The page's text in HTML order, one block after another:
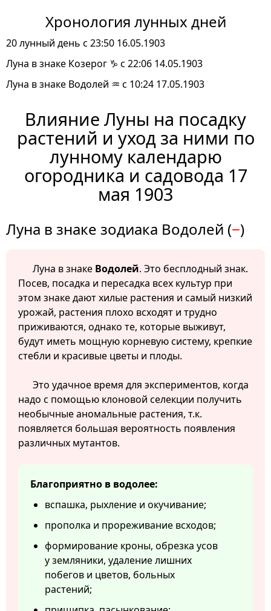
Хронология лунных дней
20 лунный день с 23:50 16.05.1903
Луна в знаке Козерог ♑ с 22:06 14.05.1903
Луна в знаке Водолей ♒ с 10:24 17.05.1903
Влияние Луны на посадку
растений и уход за ними по
лунному календарю
огородника и садовода 17
мая 1903
Луна в знаке зодиака Водолей (−)
Луна в знаке Водолей. Это бесплодный знак.
Посев, посадка и пересадка всех культур при
этом знаке дают хилые растения и самый низкий
урожай, растения плохо всходят и трудно
приживаются, однако те, которые выживут,
будут иметь мощную корневую систему, крепкие
стебли и красивые цветы и плоды.
Это удачное время для экспериментов, когда
надо с помощью клоновой селекции получить
необычные аномальные растения, т.к.
появляется большая вероятность появления
различных мутантов.
Благоприятно в водолее:
вспашка, рыхление и окучивание;
прополка и прореживание всходов;
формирование кроны, обрезка усов
у земляники, удаление лишних
побегов и цветов, больных
растений;